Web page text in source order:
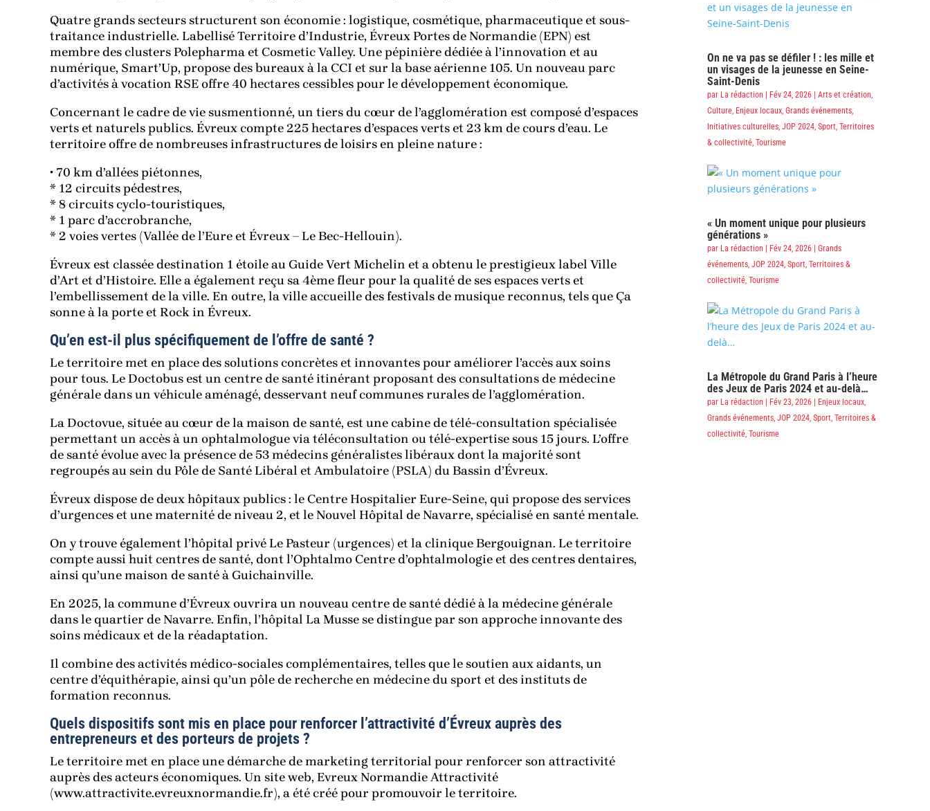
Quatre grands secteurs structurent son économie : logistique, cosmétique, pharmaceutique et sous-
traitance industrielle. Labellisé Territoire d’Industrie, Évreux Portes de Normandie (EPN) est
membre des clusters Polepharma et Cosmetic Valley. Une pépinière dédiée à l’innovation et au
numérique, Smart’Up, propose des bureaux à la CCI et sur la base aérienne 105. Un nouveau parc
d’activités à vocation RSE offre 40 hectares cessibles pour le développement économique.
Concernant le cadre de vie susmentionné, un tiers du cœur de l’agglomération est composé d’espaces
verts et naturels publics. Évreux compte 225 hectares d’espaces verts et 23 km de cours d’eau. Le
territoire offre de nombreuses infrastructures de loisirs en pleine nature :
• 70 km d’allées piétonnes,
* 12 circuits pédestres,
* 8 circuits cyclo-touristiques,
* 1 parc d’accrobranche,
* 2 voies vertes (Vallée de l’Eure et Évreux – Le Bec-Hellouin).
Évreux est classée destination 1 étoile au Guide Vert Michelin et a obtenu le prestigieux label Ville
d’Art et d’Histoire. Elle a également reçu sa 4ème fleur pour la qualité de ses espaces verts et
l’embellissement de la ville. En outre, la ville accueille des festivals de musique reconnus, tels que Ça
sonne à la porte et Rock in Évreux.
Qu’en est-il plus spécifiquement de l’offre de santé ?
Le territoire met en place des solutions concrètes et innovantes pour améliorer l’accès aux soins
pour tous. Le Doctobus est un centre de santé itinérant proposant des consultations de médecine
générale dans un véhicule aménagé, desservant neuf communes rurales de l’agglomération.
La Doctovue, située au cœur de la maison de santé, est une cabine de télé-consultation spécialisée
permettant un accès à un ophtalmologue via téléconsultation ou télé-expertise sous 15 jours. L’offre
de santé évolue avec la présence de 53 médecins généralistes libéraux dont la majorité sont
regroupés au sein du Pôle de Santé Libéral et Ambulatoire (PSLA) du Bassin d’Évreux.
Évreux dispose de deux hôpitaux publics : le Centre Hospitalier Eure-Seine, qui propose des services
d’urgences et une maternité de niveau 2, et le Nouvel Hôpital de Navarre, spécialisé en santé mentale.
On y trouve également l’hôpital privé Le Pasteur (urgences) et la clinique Bergouignan. Le territoire
compte aussi huit centres de santé, dont l’Ophtalmo Centre d’ophtalmologie et des centres dentaires,
ainsi qu’une maison de santé à Guichainville.
En 2025, la commune d’Évreux ouvrira un nouveau centre de santé dédié à la médecine générale
dans le quartier de Navarre. Enfin, l’hôpital La Musse se distingue par son approche innovante des
soins médicaux et de la réadaptation.
Il combine des activités médico-sociales complémentaires, telles que le soutien aux aidants, un
centre d’équithérapie, ainsi qu’un pôle de recherche en médecine du sport et des instituts de
formation reconnus.
Quels dispositifs sont mis en place pour renforcer l’attractivité d’Évreux auprès des
entrepreneurs et des porteurs de projets ?
Le territoire met en place une démarche de marketing territorial pour renforcer son attractivité
auprès des acteurs économiques. Un site web, Evreux Normandie Attractivité
(www.attractivite.evreuxnormandie.fr), a été créé pour promouvoir le territoire.
On ne va pas se défiler ! : les mille et
un visages de la jeunesse en Seine-
Saint-Denis
par La rédaction | Fév 24, 2026| Arts et création
Culture, Enjeux locaux, Grands événements,
Initiatives culturelles, JOP 2024, Sport Territoires
& collectivité, Tourisme
« Un moment unique pour plusieurs
générations »
par La rédaction | Fév 24, 2026| Grands
événements, JOP 2024, Sport Territoires &
collectivité, Tourisme
La Métropole du Grand Paris à l’heure
des Jeux de Paris 2024 et au-delà…
par La rédaction | Fév 23, 2026| Enjeux locaux,
Grands événements, JOP 2024, Sport Territoires &
collectivité, Tourisme